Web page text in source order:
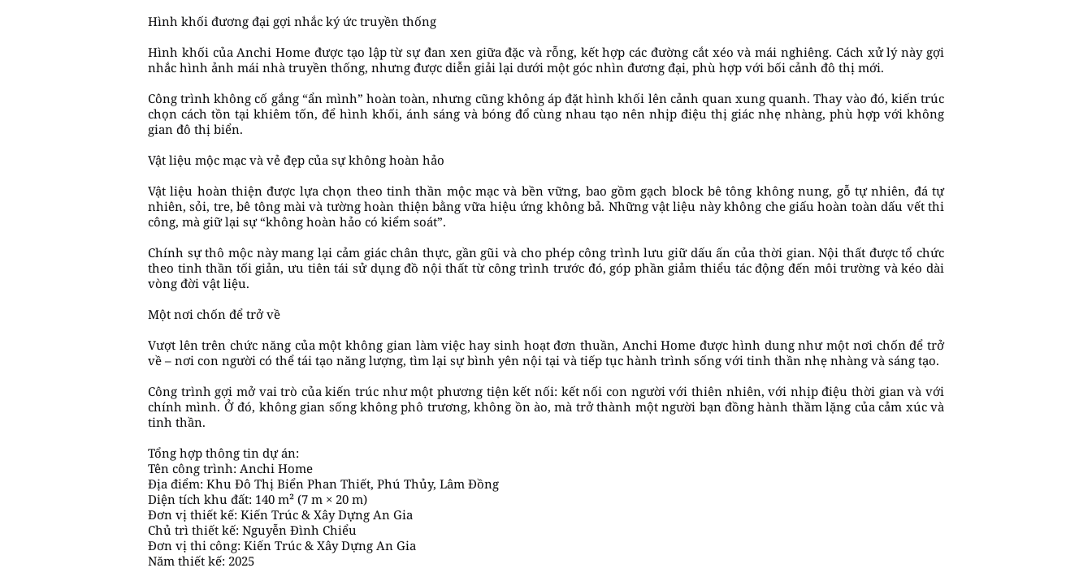
Hình khối đương đại gợi nhắc ký ức truyền thống
Hình khối của Anchi Home được tạo lập từ sự đan xen giữa đặc và rỗng, kết hợp các đường cắt xéo và mái nghiêng. Cách xử lý này gợi
nhắc hình ảnh mái nhà truyền thống, nhưng được diễn giải lại dưới một góc nhìn đương đại, phù hợp với bối cảnh đô thị mới.
Công trình không cố gắng “ẩn mình” hoàn toàn, nhưng cũng không áp đặt hình khối lên cảnh quan xung quanh. Thay vào đó, kiến trúc
chọn cách tồn tại khiêm tốn, để hình khối, ánh sáng và bóng đổ cùng nhau tạo nên nhịp điệu thị giác nhẹ nhàng, phù hợp với không
gian đô thị biển.
Vật liệu mộc mạc và vẻ đẹp của sự không hoàn hảo
Vật liệu hoàn thiện được lựa chọn theo tinh thần mộc mạc và bền vững, bao gồm gạch block bê tông không nung, gỗ tự nhiên, đá tự
nhiên, sỏi, tre, bê tông mài và tường hoàn thiện bằng vữa hiệu ứng không bả. Những vật liệu này không che giấu hoàn toàn dấu vết thi
công, mà giữ lại sự “không hoàn hảo có kiểm soát”.
Chính sự thô mộc này mang lại cảm giác chân thực, gần gũi và cho phép công trình lưu giữ dấu ấn của thời gian. Nội thất được tổ chức
theo tinh thần tối giản, ưu tiên tái sử dụng đồ nội thất từ công trình trước đó, góp phần giảm thiểu tác động đến môi trường và kéo dài
vòng đời vật liệu.
Một nơi chốn để trở về
Vượt lên trên chức năng của một không gian làm việc hay sinh hoạt đơn thuần, Anchi Home được hình dung như một nơi chốn để trở
về – nơi con người có thể tái tạo năng lượng, tìm lại sự bình yên nội tại và tiếp tục hành trình sống với tinh thần nhẹ nhàng và sáng tạo.
Công trình gợi mở vai trò của kiến trúc như một phương tiện kết nối: kết nối con người với thiên nhiên, với nhịp điệu thời gian và với
chính mình. Ở đó, không gian sống không phô trương, không ồn ào, mà trở thành một người bạn đồng hành thầm lặng của cảm xúc và
tinh thần.
Tổng hợp thông tin dự án:
Tên công trình: Anchi Home
Địa điểm: Khu Đô Thị Biển Phan Thiết, Phú Thủy, Lâm Đồng
Diện tích khu đất: 140 m² (7 m × 20 m)
Đơn vị thiết kế: Kiến Trúc & Xây Dựng An Gia
Chủ trì thiết kế: Nguyễn Đình Chiểu
Đơn vị thi công: Kiến Trúc & Xây Dựng An Gia
Năm thiết kế: 2025